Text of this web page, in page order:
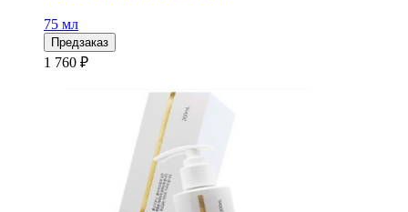
75 мл
Предзаказ
1 760 ₽